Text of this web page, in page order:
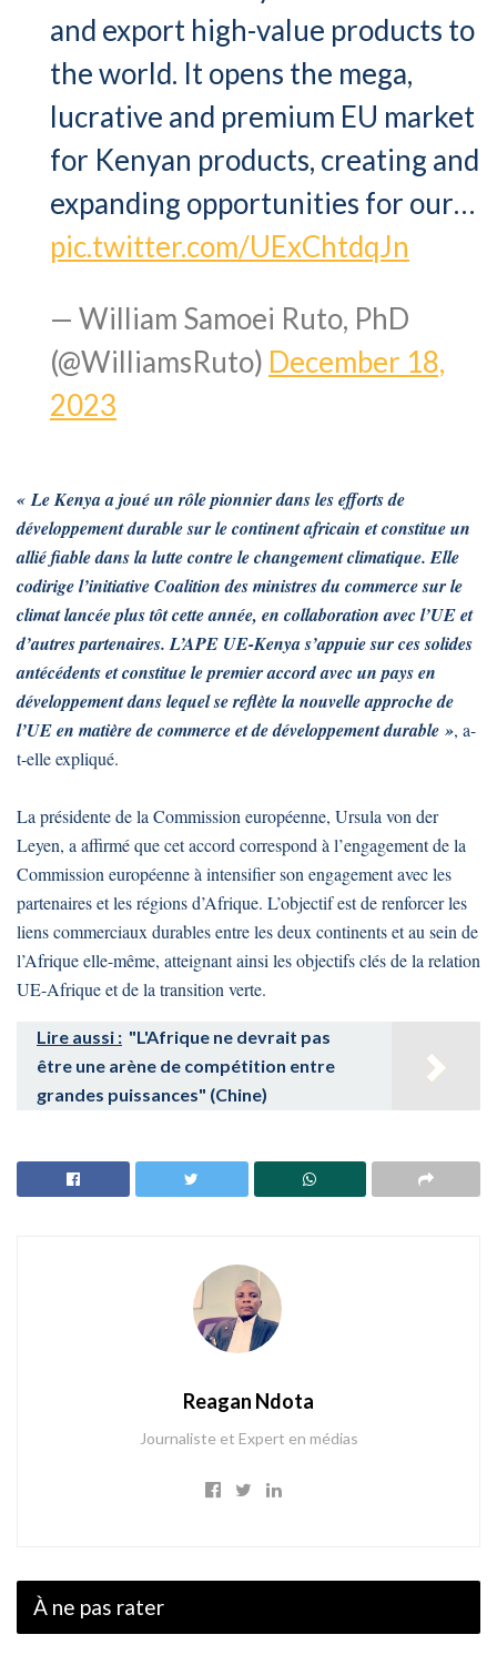
and export high-value products to
the world. It opens the mega,
lucrative and premium EU market
for Kenyan products, creating and
expanding opportunities for our…
pic.twitter.com/UExChtdqJn
— William Samoei Ruto, PhD
(@WilliamsRuto) December 18,
2023
« Le Kenya a joué un rôle pionnier dans les efforts de
développement durable sur le continent africain et constitue un
allié fiable dans la lutte contre le changement climatique. Elle
codirige l’initiative Coalition des ministres du commerce sur le
climat lancée plus tôt cette année, en collaboration avec l’UE et
d’autres partenaires. L’APE UE-Kenya s’appuie sur ces solides
antécédents et constitue le premier accord avec un pays en
développement dans lequel se reflète la nouvelle approche de
l’UE en matière de commerce et de développement durable », a-
t-elle expliqué.
La présidente de la Commission européenne, Ursula von der
Leyen, a affirmé que cet accord correspond à l’engagement de la
Commission européenne à intensifier son engagement avec les
partenaires et les régions d’Afrique. L’objectif est de renforcer les
liens commerciaux durables entre les deux continents et au sein de
l’Afrique elle-même, atteignant ainsi les objectifs clés de la relation
UE-Afrique et de la transition verte.
Lire aussi : "L'Afrique ne devrait pas
être une arène de compétition entre
grandes puissances" (Chine)
Reagan Ndota
Journaliste et Expert en médias
À ne pas rater